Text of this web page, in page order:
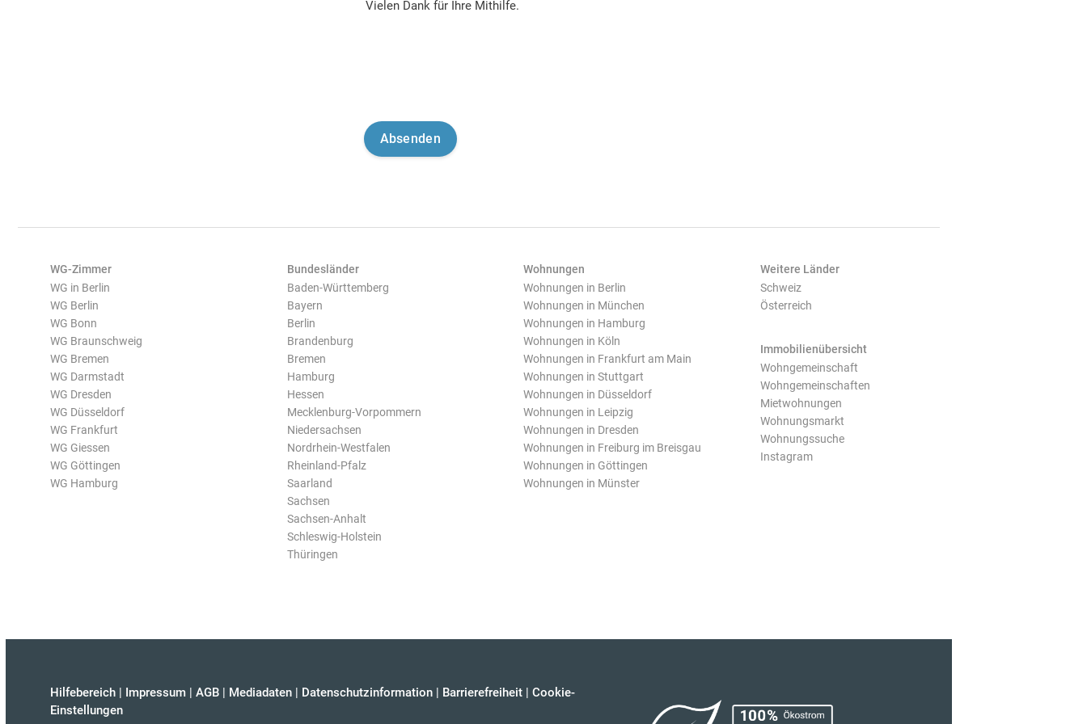
Vielen Dank für Ihre Mithilfe.
WG-Zimmer
WG in Berlin
WG Berlin
WG Bonn
WG Braunschweig
WG Bremen
WG Darmstadt
WG Dresden
WG Düsseldorf
WG Frankfurt
WG Giessen
WG Göttingen
WG Hamburg
Bundesländer
Baden-Württemberg
Bayern
Berlin
Brandenburg
Bremen
Hamburg
Hessen
Mecklenburg-Vorpommern
Niedersachsen
Nordrhein-Westfalen
Rheinland-Pfalz
Saarland
Sachsen
Sachsen-Anhalt
Schleswig-Holstein
Thüringen
Wohnungen
Wohnungen in Berlin
Wohnungen in München
Wohnungen in Hamburg
Wohnungen in Köln
Wohnungen in Frankfurt am Main
Wohnungen in Stuttgart
Wohnungen in Düsseldorf
Wohnungen in Leipzig
Wohnungen in Dresden
Wohnungen in Freiburg im Breisgau
Wohnungen in Göttingen
Wohnungen in Münster
Weitere Länder
Schweiz
Österreich
Immobilienübersicht
Wohngemeinschaft
Wohngemeinschaften
Mietwohnungen
Wohnungsmarkt
Wohnungssuche
Instagram
Hilfebereich | Impressum | AGB | Mediadaten | Datenschutzinformation | Barrierefreiheit | Cookie-
Einstellungen